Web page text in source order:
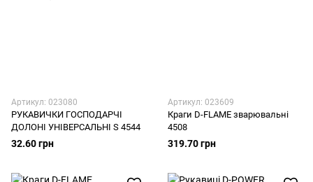
Артикул: 023080
РУКАВИЧКИ ГОСПОДАРЧІ
ДОЛОНІ УНІВЕРСАЛЬНІ S 4544
32.60 грн
Артикул: 023609
Краги D-FLAME зварювальні
4508
319.70 грн